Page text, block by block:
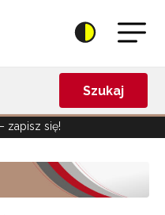
Szukaj
zapisz się!